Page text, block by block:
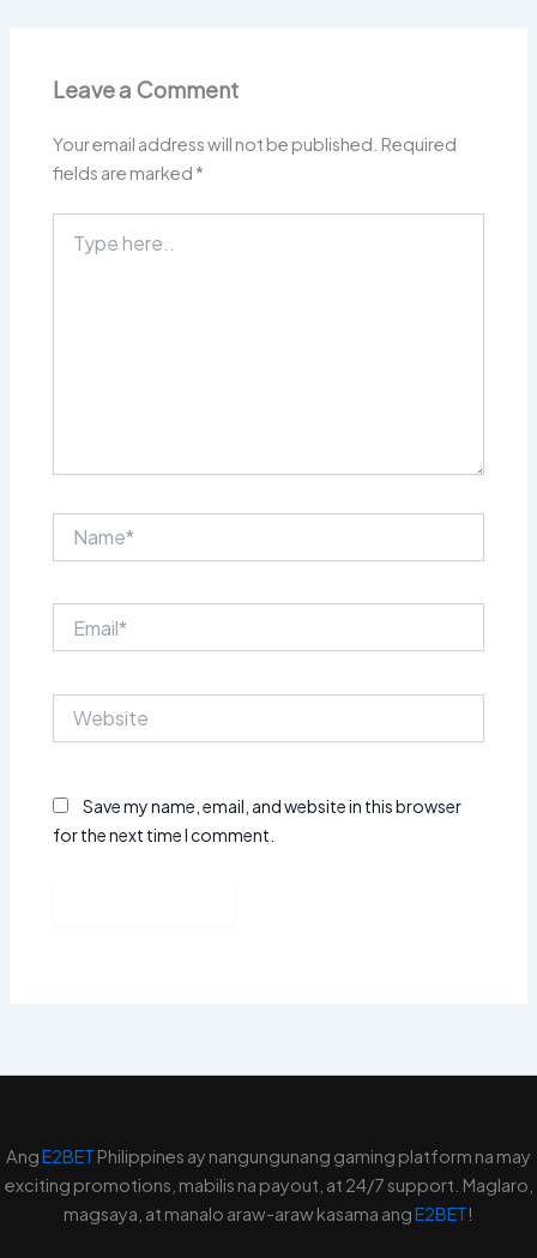
Leave a Comment
Your email address will not be published. Required
fields are marked *
here..
Save my name, email, and website in this browser
for the next time I comment.
AngE2BET Philippines ay nangungunang gaming platform na may
exciting promotions, mabilis na payout, at 24/7 support. Maglaro,
magsaya, at manalo araw-araw kasama angE2BET!